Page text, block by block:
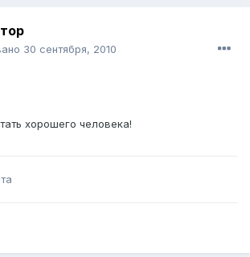
30 сентября, 2010
хорошего человека!